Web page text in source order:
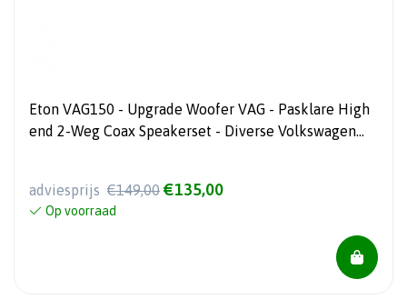
Eton VAG150 - Upgrade Woofer VAG - Pasklare High
end 2-Weg Coax Speakerset - Diverse Volkswagen
adviesprijs €149,00 €135,00
Op voorraad